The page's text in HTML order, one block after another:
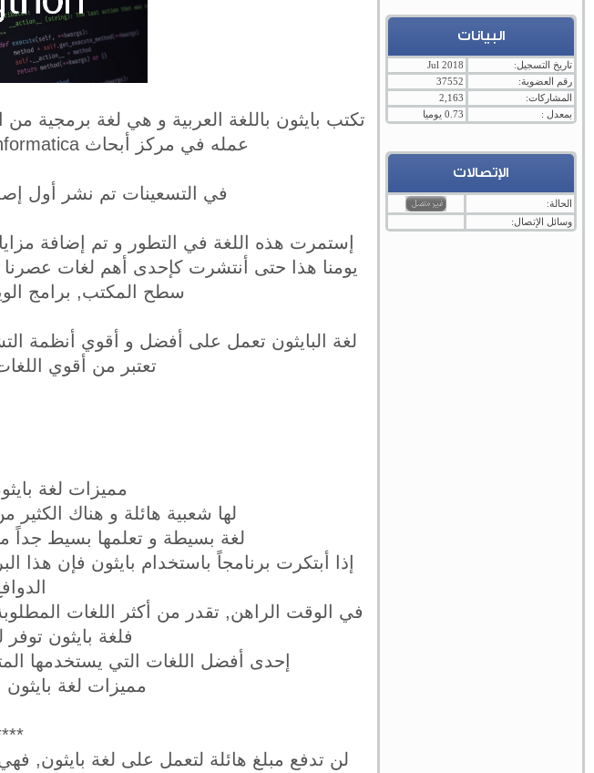
البيانات
تاريخ التسجيل:
Jul 2018
رقم العضوية:
37552
المشاركات:
2,163
بمعدل :
0.73 يوميا
الإتصالات
الحالة:
وسائل الإتصال:
عمله في مركز أبحاث Centrum Wiskunde & Informatica عام 1986.
في التسعينات تم نشر أول
إستمرت هذه اللغة في التطور و تم إضافة
يومنا هذا حتى أنتشرت كإحدى أهم لغات عصرنا
سطح المكتب, برامج
تعتبر من أقوي
مميزات لغة
لها شعبية هائلة و هناك الكثير
لغة بسيطة و تعلمها بسيط جداً
إذا أبتكرت برنامجاً باستخدام بايثون فإن
في الوقت الراهن, تقدر من أكثر اللغات
فلغة بايثون
إحدى أفضل اللغات التي يستخدمها
مميزات لغة
لن تدفع مبلغ هائلة لتعمل على لغة